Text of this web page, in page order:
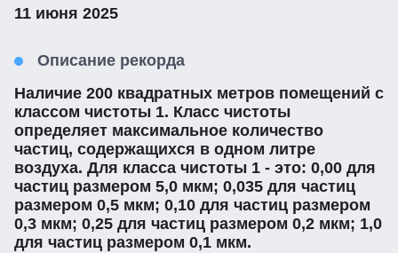
11 июня 2025
Описание рекорда
Наличие 200 квадратных метров помещений с
классом чистоты 1. Класс чистоты
определяет максимальное количество
частиц, содержащихся в одном литре
воздуха. Для класса чистоты 1 - это: 0,00 для
частиц размером 5,0 мкм; 0,035 для частиц
размером 0,5 мкм; 0,10 для частиц размером
0,3 мкм; 0,25 для частиц размером 0,2 мкм; 1,0
для частиц размером 0,1 мкм.